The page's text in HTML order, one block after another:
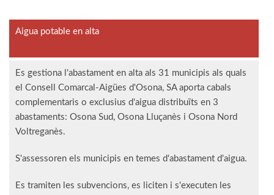
Aigua potable en alta
Es gestiona l'abastament en alta als 31 municipis als quals
el Consell Comarcal-Aigües d'Osona, SA aporta cabals
complementaris o exclusius d'aigua distribuïts en 3
abastaments: Osona Sud, Osona Lluçanès i Osona Nord
Voltreganès.
S'assessoren els municipis en temes d'abastament d'aigua.
Es tramiten les subvencions, es liciten i s'executen les